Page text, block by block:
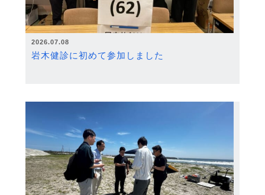
2026.07.08
岩木健診に初めて参加しました